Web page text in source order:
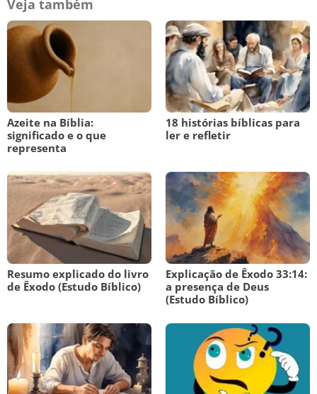
Veja também
Azeite na Bíblia:
significado e o que
representa
18 histórias bíblicas para
ler e refletir
Resumo explicado do livro
de Êxodo (Estudo Bíblico)
Explicação de Êxodo 33:14:
a presença de Deus
(Estudo Bíblico)